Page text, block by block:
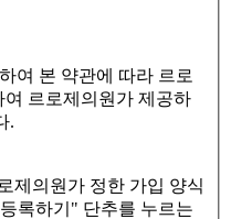
여 본 약관에 따라 르로
르로제의원가 제공하
.
제의원가 정한 가입 양식
록하기" 단추를 누르는